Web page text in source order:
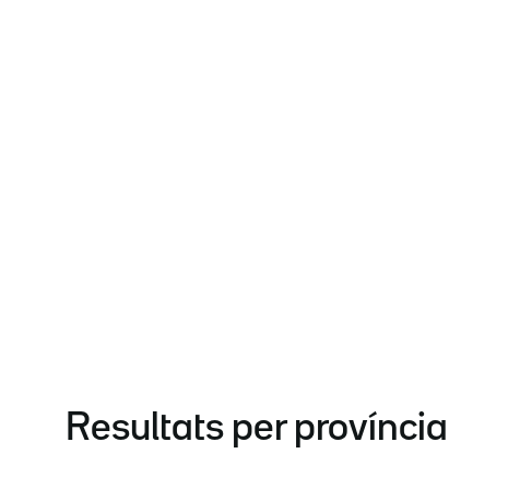
Resultats per província